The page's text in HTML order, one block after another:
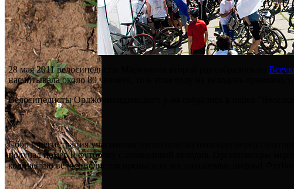
28 мая 2011 велосипедисты Мариуполя второй раз собрались на
насчитывала около 80 человек, то в этом году на велодень приехало,
Велосипедисты Орджоникидзевского р-на собрались в парке
Сбор и регистрация участников проходили на площади перед
получал номер и футболку с символикой велодня. Организаторы
количество велосипедистов превысило все ожидаемые цифры!